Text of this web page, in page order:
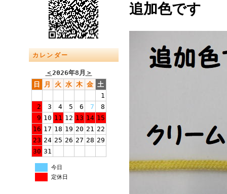
カレンダー
＜2026年8月 ＞
日
月 火 水 木 金 土
1
2
3 4 5 6 7
8
9 10 11 12 13 14 15
16 17 18 19 20 21 22
23 24 25 26 27 28 29
30 31
今日
定休日
追加色です